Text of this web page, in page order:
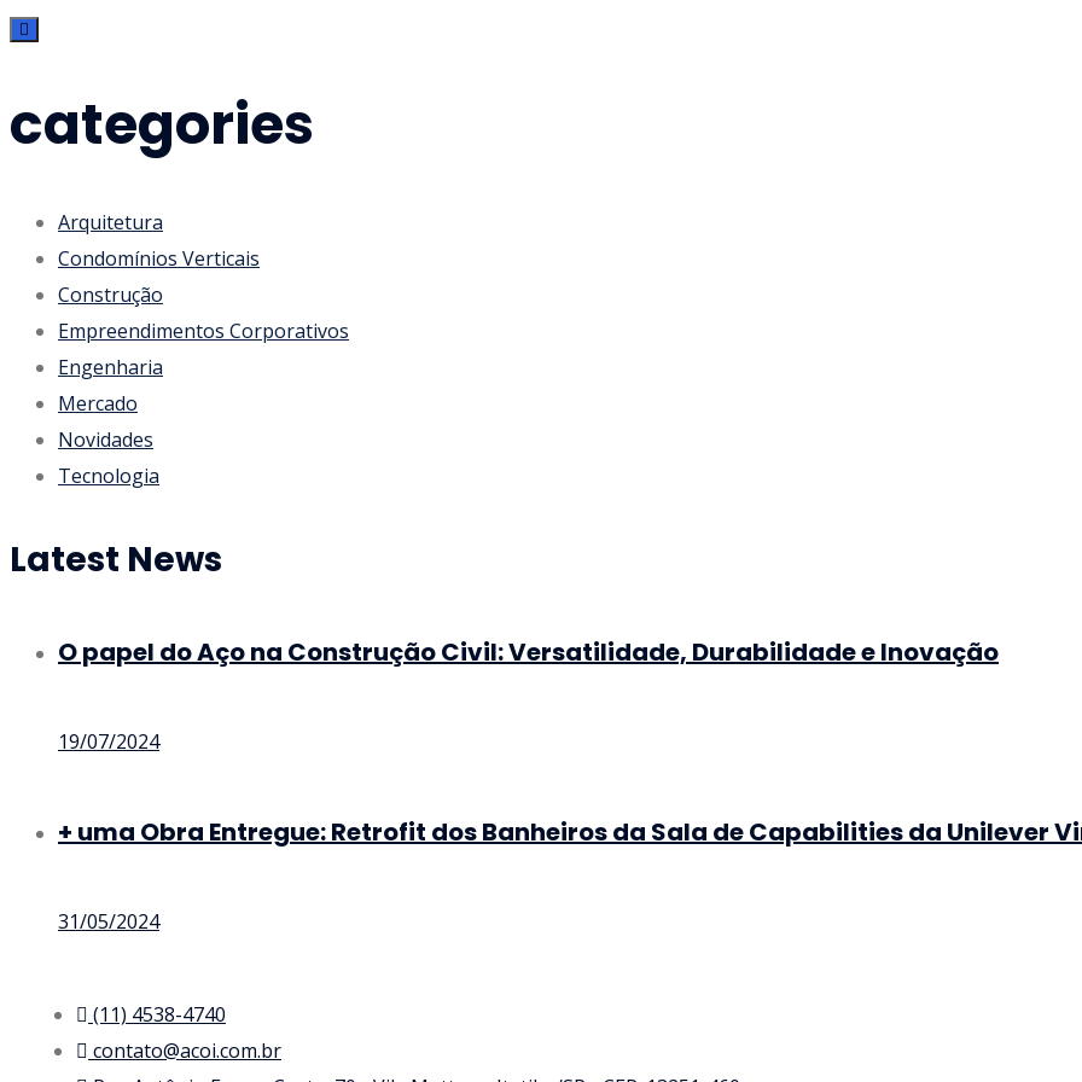
categories
Arquitetura
Condomínios Verticais
Construção
Empreendimentos Corporativos
Engenharia
Mercado
Novidades
Tecnologia
Latest News
O papel do Aço na Construção Civil: Versatilidade, Durabilidade e Inovação
19/07/2024
+ uma Obra Entregue: Retrofit dos Banheiros da Sala de Capabilities da Unilever
31/05/2024
(11) 4538-4740
contato@acoi.com.br